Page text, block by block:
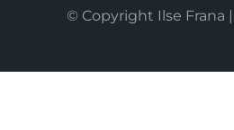
© Copyright Ilse Frana